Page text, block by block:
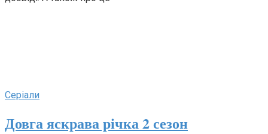
Серіали
Довга яскрава річка 2 сезон